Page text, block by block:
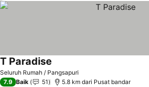
Seluruh Rumah / Pangsapuri
T Paradise
7.9 Baik 51 5.8 km dari Pusat bandar